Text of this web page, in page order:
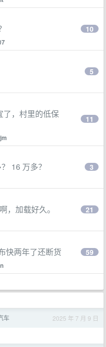
10
5
了，村里的低保
11
16 万多？ 3
，加载好久。 21
快两年了还断货 59
车 2025 年 7 月 9 日